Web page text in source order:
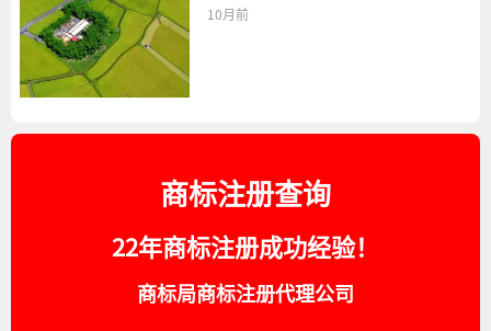
10月前
商标注册查询
22年商标注册成功经验！
商标局商标注册代理公司